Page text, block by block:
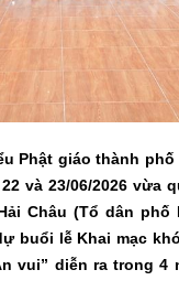
Phật giáo thành phố
và 23/06/2026 vừa
Châu (Tổ dân phố
buổi lễ Khai mạc
vui” diễn ra trong 4